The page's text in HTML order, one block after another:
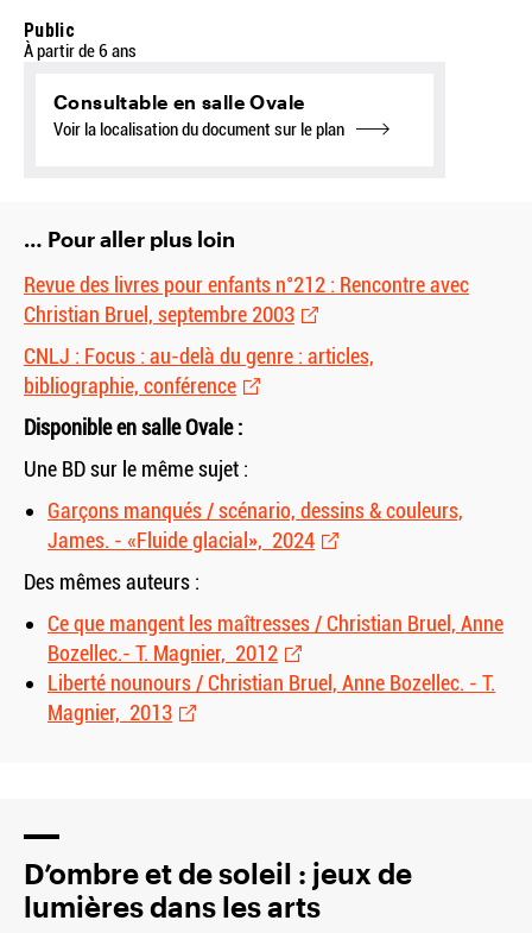
Public
À partir de 6 ans
Consultable en salle Ovale
Voir la localisation du document sur le plan
… Pour aller plus loin
Revue des livres pour enfants n°212 : Rencontre avec
Christian Bruel, septembre 2003
CNLJ : Focus : au-delà du genre : articles,
bibliographie, conférence
Disponible en salle Ovale :
Une BD sur le même sujet :
Garçons manqués / scénario, dessins&couleurs,
James. - «Fluide glacial», 2024
Des mêmes auteurs :
Ce que mangent les maîtresses / Christian Bruel, Anne
Bozellec.- T. Magnier, 2012
Liberté nounours / Christian Bruel, Anne Bozellec. - T.
Magnier, 2013
D’ombre et de soleil : jeux de
lumières dans les arts